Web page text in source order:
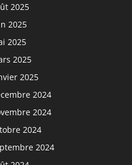
2025
2025
2025
2025
2025
2024
2024
2024
2024